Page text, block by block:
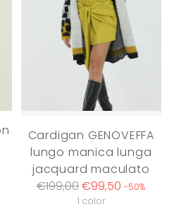
Cardigan GENOVEFFA
lungo manica lunga
jacquard maculato
Regular
€199,00€99,50 -50%
1 color